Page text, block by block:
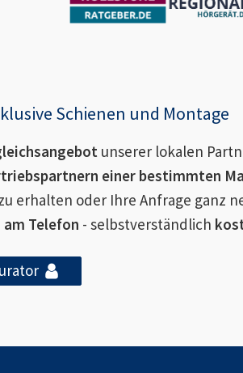
Schienen und Montage
unserer lokalen
einer bestimmten
erhalten oder Ihre Anfrage ganz
Telefon - selbstverständlich